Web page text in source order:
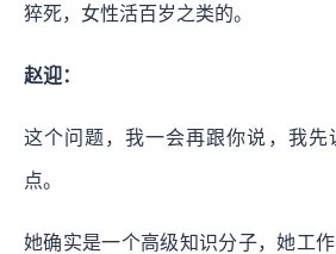
猝死，女性活百岁之类的。
赵迎：
这个问题，我一会再跟你说，我先
点。
她确实是一个高级知识分子，她工